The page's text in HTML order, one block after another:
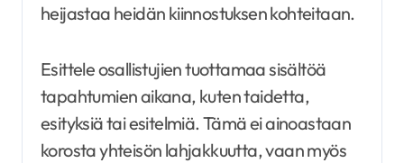
heijastaa heidän kiinnostuksen kohteitaan.
Esittele osallistujien tuottamaa sisältöä
tapahtumien aikana, kuten taidetta,
esityksiä tai esitelmiä. Tämä ei ainoastaan
korosta yhteisön lahjakkuutta, vaan myös